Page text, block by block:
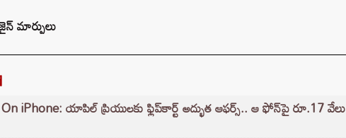
మార్పులు
iPhone: యాపిల్ ప్రియులకు ఫ్లిప్‌కార్ట్ అద్భుత ఆఫర్స్.. ఆ ఫోన్‌పై రూ.17 వేలు